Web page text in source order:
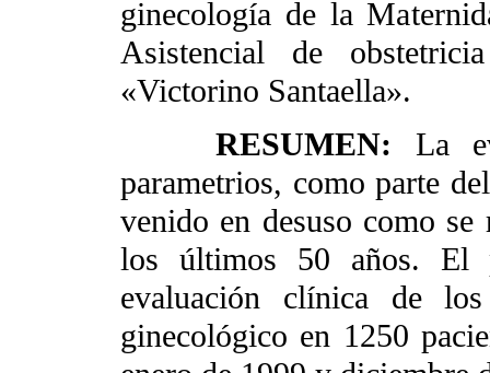
ginecología de la
Asistencial de
«Victorino Santaella».
RESUMEN: La
parametrios, como parte
venido en desuso como
los últimos 50 años. El
evaluación clínica de
ginecológico en 1250